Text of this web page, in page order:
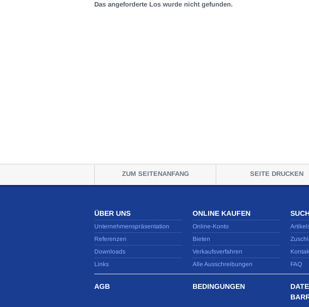
Das angeforderte Los wurde nicht gefunden.
ZUM SEITENANFANG SEITE DRUCKEN
ÜBER UNS
Unternehmenspräsentation
Referenzen
Downloads
Links
ONLINE KAUFEN
Online-Konto
Bieten
Verkaufsverfahren
Alle Ausschreibungen
FAQ
AGB BEDINGUNGEN